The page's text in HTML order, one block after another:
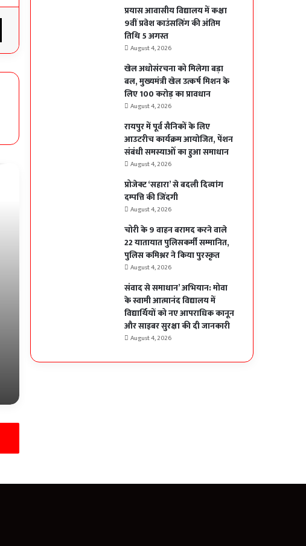
X
प्रयास आवासीय विद्यालय में कक्षा
9वीं प्रवेश काउंसलिंग की अंतिम
तिथि 5 अगस्त
August 4, 2026
खेल अधोसंरचना को मिलेगा बड़ा
बल, मुख्यमंत्री खेल उत्कर्ष मिशन के
लिए 100 करोड़ का प्रावधान
August 4, 2026
रायपुर में पूर्व सैनिकों के लिए
आउटरीच कार्यक्रम आयोजित, पेंशन
संबंधी समस्याओं का हुआ समाधान
August 4, 2026
प्रोजेक्ट ‘सहारा’ से बदली दिव्यांग
दम्पत्ति की जिंदगी
August 4, 2026
चोरी के 9 वाहन बरामद करने वाले
22 यातायात पुलिसकर्मी सम्मानित,
पुलिस कमिश्नर ने किया पुरस्कृत
August 4, 2026
संवाद से समाधान’ अभियान: मोवा
के स्वामी आत्मानंद विद्यालय में
विद्यार्थियों को नए आपराधिक कानून
और साइबर सुरक्षा की दी जानकारी
August 4, 2026